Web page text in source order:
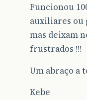
Funcionou
auxiliares ou
mas deixam
frustrados !!!
Um abraço a
Kebe